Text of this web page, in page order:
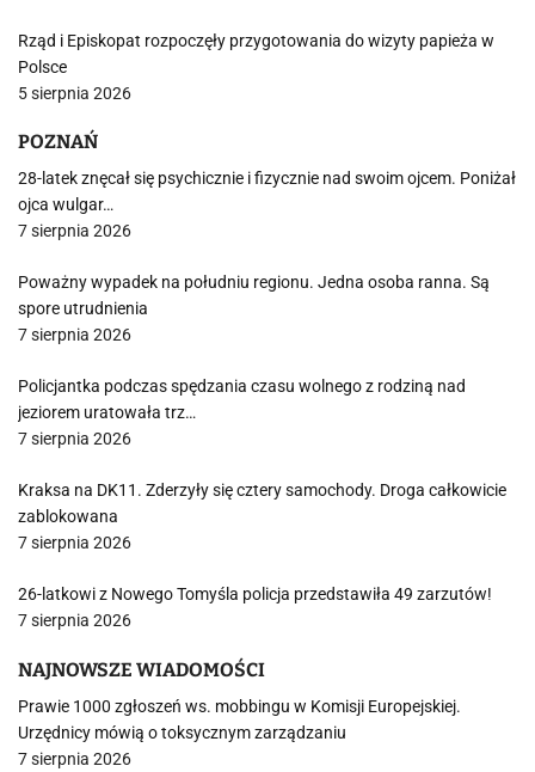
Rząd i Episkopat rozpoczęły przygotowania do wizyty papieża w
Polsce
5 sierpnia 2026
POZNAŃ
28-latek znęcał się psychicznie i fizycznie nad swoim ojcem. Poniżał
ojca wulgar…
7 sierpnia 2026
Poważny wypadek na południu regionu. Jedna osoba ranna. Są
spore utrudnienia
7 sierpnia 2026
Policjantka podczas spędzania czasu wolnego z rodziną nad
jeziorem uratowała trz…
7 sierpnia 2026
Kraksa na DK11. Zderzyły się cztery samochody. Droga całkowicie
zablokowana
7 sierpnia 2026
26-latkowi z Nowego Tomyśla policja przedstawiła 49 zarzutów!
7 sierpnia 2026
NAJNOWSZE WIADOMOŚCI
Prawie 1000 zgłoszeń ws. mobbingu w Komisji Europejskiej.
Urzędnicy mówią o toksycznym zarządzaniu
7 sierpnia 2026